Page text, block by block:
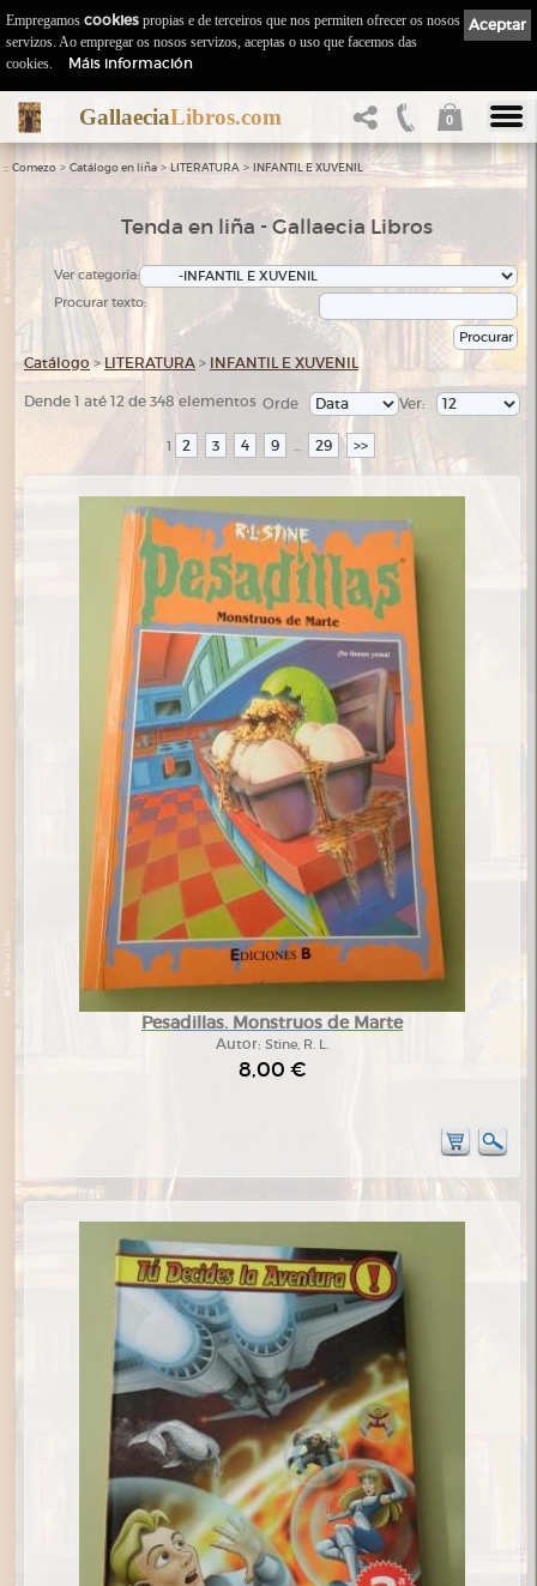
GallaeciaLibros.com 0
:: Comezo > Catálogo en liña > LITERATURA > INFANTIL E XUVENIL
Tenda en liña - Gallaecia Libros
Ver categoría:
Procurar texto:
Catálogo >LITERATURA > INFANTIL E XUVENIL
Dende 1 até 12 de 348 elementos Ver:
Orde
1 2 3 4 9 ... 29 >>
Pesadillas. Monstruos de Marte
Autor: Stine, R. L.
8,00 €
Aceptar
Empregamos cookies propias e de terceiros que nos permiten ofrecer os nosos
servizos. Ao empregar os nosos servizos, aceptas o uso que facemos das
cookies.
Máis información